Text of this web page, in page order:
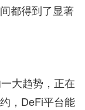
都得到了显著
大趋势，正在
，DeFi平台能